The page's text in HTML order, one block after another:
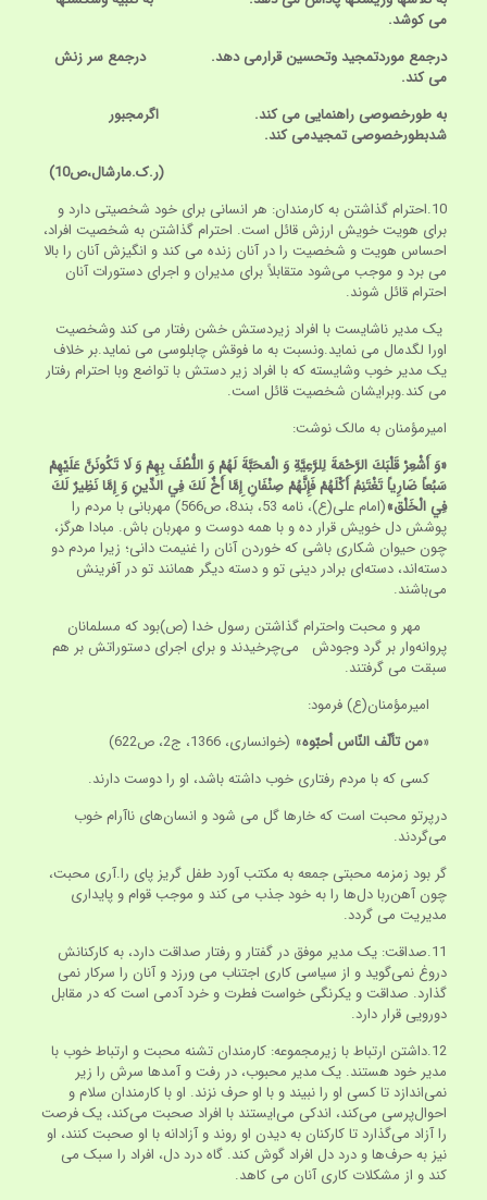
می کوشد.
درجمع موردتمجید وتحسین قرارمی دهد. درجمع سر زنش
می کند.
به طورخصوصی راهنمایی می کند. اگرمجبور
شدبطورخصوصی تمجیدمی کند.
(ر.ک.مارشال،ص10)
10.احترام گذاشتن به کارمندان: هر انسانی برای خود شخصیتی دارد و
برای هویت خویش ارزش قائل است. احترام گذاشتن به شخصیت افراد،
احساس هویت و شخصیت را در آنان زنده می کند و انگیزش آنان را بالا
می برد و موجب می‌شود متقابلاً برای مدیران و اجرای دستورات آنان
احترام قائل شوند.
یک مدیر ناشایست با افراد زیردستش خشن رفتار می کند وشخصیت
اورا لگدمال می نماید.ونسبت به ما فوقش چابلوسی می نماید.بر خلاف
یک مدیر خوب وشایسته که با افراد زیر دستش با تواضع وبا احترام رفتار
می کند.وبرایشان شخصیت قائل است.
امیرمؤمنان به مالک نوشت:
«وَ أَشْعِرْ قَلْبَكَ الرَّحْمَةَ لِلرَّعِيَّةِ وَ الْمَحَبَّةَ لَهُمْ وَ اللُّطْفَ بِهِمْ وَ لَا تَكُونَنَّ عَلَيْهِمْ
سَبُعاً ضَارِياً تَغْتَنِمُ أَكْلَهُمْ فَإِنَّهُمْ صِنْفَانِ إِمَّا أَخٌ لَكَ فِي الدِّينِ وَ إِمَّا نَظِيرٌ لَكَ
فِي الْخَلْق»
(امام علی(ع)، نامه 53، بند8، ص566) مهربانی با مردم را
پوشش دل خویش قرار ده و با همه دوست و مهربان باش. مبادا هرگز،
چون حیوان شکاری باشی که خوردن آنان را غنیمت دانی؛ زیرا مردم دو
دسته‌اند، دسته‌ای برادر دینی تو و دسته‌ دیگر همانند تو در آفرینش
می‌باشند.
مهر و محبت واحترام گذاشتن رسول خدا (ص)بود که مسلمانان
پروانه‌وار بر گرد وجودش می‌چرخیدند و برای اجرای دستوراتش بر هم
سبقت می گرفتند.
امیرمؤمنان(ع) فرمود:
«من تألّف النّاس أحبّوه» (خوانساری، 1366، ج2، ص622)
کسی که با مردم رفتاری خوب داشته باشد، او را دوست دارند.
درپرتو محبت است که خارها گل می شود و انسان‌های ناآرام خوب
می‌گردند.
گر بود زمزمه محبتی جمعه به مکتب آورد طفل گریز پای را.آری محبت،
چون آهن‌ربا دل‌ها را به خود جذب می کند و موجب قوام و پایداری
مدیریت می گردد.
11.صداقت: یک مدیر موفق در گفتار و رفتار صداقت دارد، به کارکنانش
دروغ نمی‌گوید و از سیاسی کاری اجتناب می ورزد و آنان را سرکار نمی
گذارد. صداقت و یکرنگی خواست فطرت و خرد آدمی است که در مقابل
دورویی قرار دارد.
12.داشتن ارتباط با زیرمجموعه: کارمندان تشنه محبت و ارتباط خوب با
مدیر خود هستند. یک مدیر محبوب، در رفت و آمدها سرش را زیر
نمی‌اندازد تا کسی او را نبیند و با او حرف نزند. او با کارمندان سلام و
احوال‌پرسی می‌کند، اندکی می‌ایستند با افراد صحبت می‌کند، یک فرصت
را آزاد می‌گذارد تا کارکنان به دیدن او روند و آزادانه با او صحبت کنند، او
نیز به حرف‌ها و درد دل افراد گوش کند. گاه درد دل، افراد را سبک می
کند و از مشکلات کاری آنان می کاهد.